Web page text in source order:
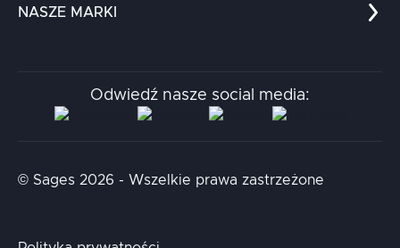
Kontakt
Chatboty
NASZE MARKI
Aidapta
AI & NLP Day
Odwiedź nasze social media:
© Sages 2026 - Wszelkie prawa zastrzeżone